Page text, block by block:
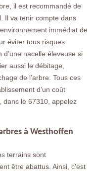
il est recommandé de
Il va tenir compte dans
immédiat de
éviter tous risques
d’une nacelle éleveuse si
aussi le débitage,
de l’arbre. Tous ces
d’un coût
dans le 67310, appelez
à Westhoffen
terrains sont
être abattus. Ainsi, c'est